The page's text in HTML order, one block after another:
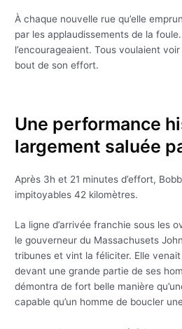
À chaque nouvelle rue qu’elle
par les applaudissements de la
l’encourageaient. Tous voulaient
bout de son effort.
Une performance
largement saluée
Après 3h et 21 minutes d’effort,
impitoyables 42 kilomètres.
La ligne d’arrivée franchie sous les
le gouverneur du Massachusets
tribunes et vint la féliciter. Elle venait
devant une grande partie de ses
démontra de fort belle manière
capable qu’un homme de boucler